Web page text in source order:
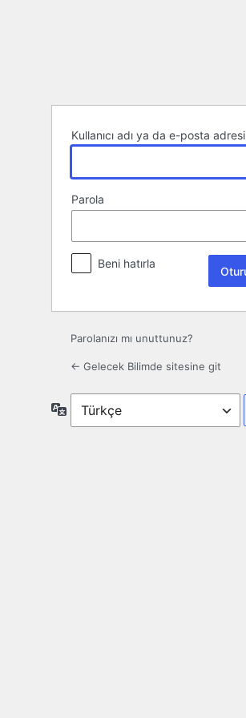
Kullanıcı adı ya da e-posta adresi
Parola
Beni hatırla
Parolanızı mı unuttunuz?
← Gelecek Bilimde sitesine git
Dil